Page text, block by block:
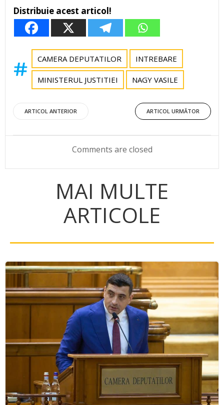
Distribuie acest articol!
CAMERA DEPUTATILOR INTREBARE
MINISTERUL JUSTITIEI NAGY VASILE
Post
navigation
ARTICOL ANTERIOR
Post
navigation
ARTICOL URMĂTOR
Comments are closed
MAI MULTE
ARTICOLE